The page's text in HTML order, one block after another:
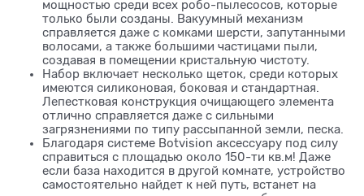
мощностью среди всех робо-пылесосов, которые
только были созданы. Вакуумный механизм
справляется даже с комками шерсти, запутанными
волосами, а также большими частицами пыли,
создавая в помещении кристальную чистоту.
Набор включает несколько щеток, среди которых
имеются силиконовая, боковая и стандартная.
Лепестковая конструкция очищающего элемента
отлично справляется даже с сильными
загрязнениями по типу рассыпанной земли, песка.
Благодаря системе Botvision аксессуару под силу
справиться с площадью около 150-ти кв.м! Даже
если база находится в другой комнате, устройство
самостоятельно найдет к ней путь, встанет на